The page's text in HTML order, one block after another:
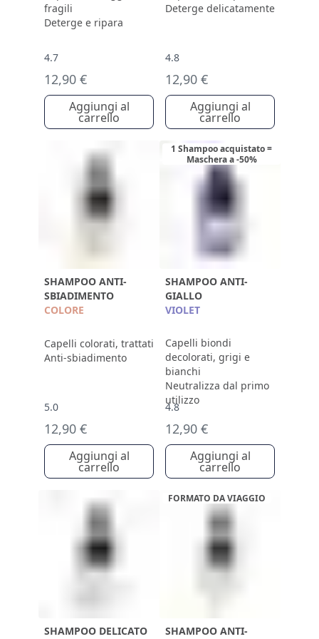
fragili
Deterge e ripara
4.7
12,90 €
Aggiungi al
carrello
Deterge delicatamente
4.8
12,90 €
Aggiungi al
carrello
SHAMPOO ANTI-
SBIADIMENTO
COLORE
Capelli colorati, trattati
Anti-sbiadimento
5.0
12,90 €
Aggiungi al
carrello
1 Shampoo acquistato =
Maschera a -50%
SHAMPOO ANTI-
GIALLO
VIOLET
Capelli biondi
decolorati, grigi e
bianchi
Neutralizza dal primo
utilizzo
4.8
12,90 €
Aggiungi al
carrello
SHAMPOO DELICATO
FORMATO DA VIAGGIO
SHAMPOO ANTI-